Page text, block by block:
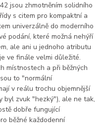
jsou zhmotněním solidního
s citem pro kompaktní a
univerzálně do moderního
podání, které možná nehýří
ale ani u jednoho atributu
ve finále velmi důležité.
místnostech a při běžných
to "normální
v reálu trochu objemnější
byl zvuk "hezký"), ale ne tak,
dobře fungující
běžné každodenní